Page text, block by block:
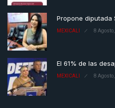
Propone diputada
MEXICALI 8
El 61% de las
MEXICALI 8